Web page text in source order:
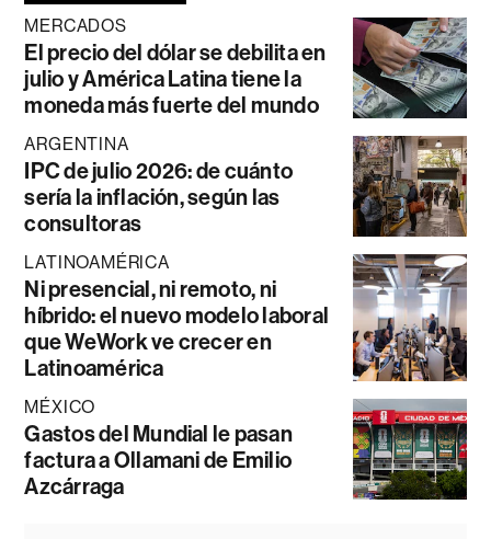
MERCADOS
El precio del dólar se debilita en
julio y América Latina tiene la
moneda más fuerte del mundo
ARGENTINA
IPC de julio 2026: de cuánto
sería la inflación, según las
consultoras
LATINOAMÉRICA
Ni presencial, ni remoto, ni
híbrido: el nuevo modelo laboral
que WeWork ve crecer en
Latinoamérica
MÉXICO
Gastos del Mundial le pasan
factura a Ollamani de Emilio
Azcárraga